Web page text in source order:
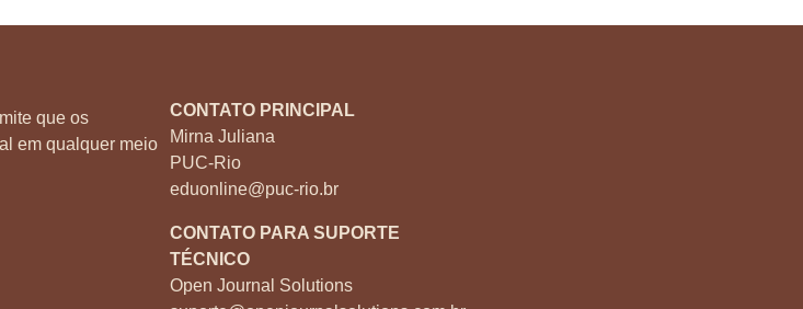
que os
em qualquer meio
CONTATO PRINCIPAL
Mirna Juliana
PUC-Rio
eduonline@puc-rio.br
CONTATO PARA SUPORTE
TÉCNICO
Open Journal Solutions